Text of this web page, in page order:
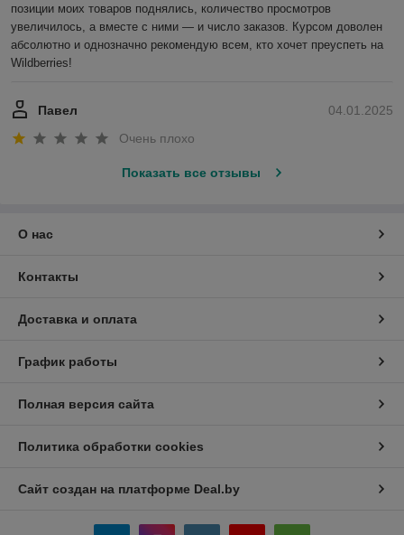
позиции моих товаров поднялись, количество просмотров
увеличилось, а вместе с ними — и число заказов. Курсом доволен
абсолютно и однозначно рекомендую всем, кто хочет преуспеть на
Wildberries!
04.01.2025
Павел
Очень плохо
Показать все отзывы
О нас
Контакты
Доставка и оплата
График работы
Полная версия сайта
Политика обработки cookies
Сайт создан на платформе Deal.by